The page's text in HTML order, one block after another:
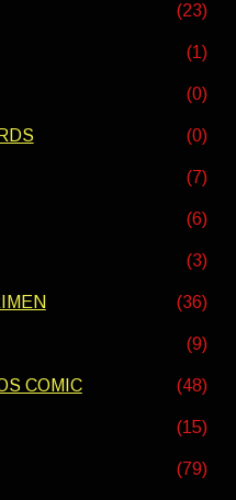
(23)
(1)
(0)
(0)
(7)
(6)
(3)
(36)
(9)
COMIC (48)
(15)
(79)